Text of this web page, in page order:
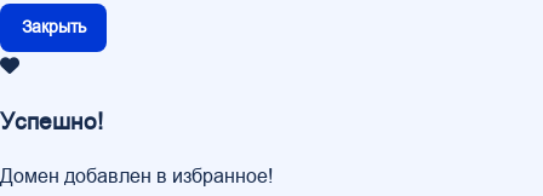
Закрыть
Успешно!
Домен добавлен в избранное!